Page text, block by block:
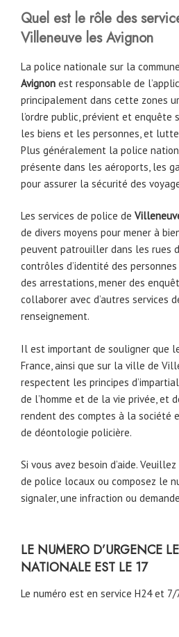
Quel est le rôle des
Villeneuve les Avignon
La police nationale sur la
Avignon est responsable de
principalement dans cette zones
l’ordre public, prévient et enquête
les biens et les personnes, et
Plus généralement la police
présente dans les aéroports, les
pour assurer la sécurité des
Les services de police de
de divers moyens pour mener à
peuvent patrouiller dans les rues
contrôles d’identité des
des arrestations, mener des
collaborer avec d’autres services
renseignement.
Il est important de souligner que
France, ainsi que sur la ville de
respectent les principes
de l’homme et de la vie privée, et
rendent des comptes à la société
de déontologie policière.
Si vous avez besoin d’aide.
de police locaux ou composez le
signaler, une infraction ou
LE NUMERO D’URGENCE
NATIONALE EST LE 17
Le numéro est en service H24 et 7/